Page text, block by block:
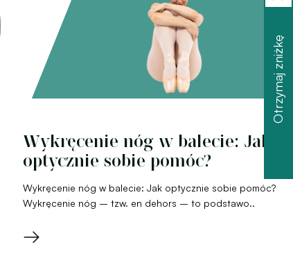
Wykręcenie nóg w balecie: Jak
optycznie sobie pomóc?
Wykręcenie nóg w balecie: Jak optycznie sobie pomóc?
Wykręcenie nóg – tzw. en dehors – to podstawo..
→
Otrzymaj zniżkę